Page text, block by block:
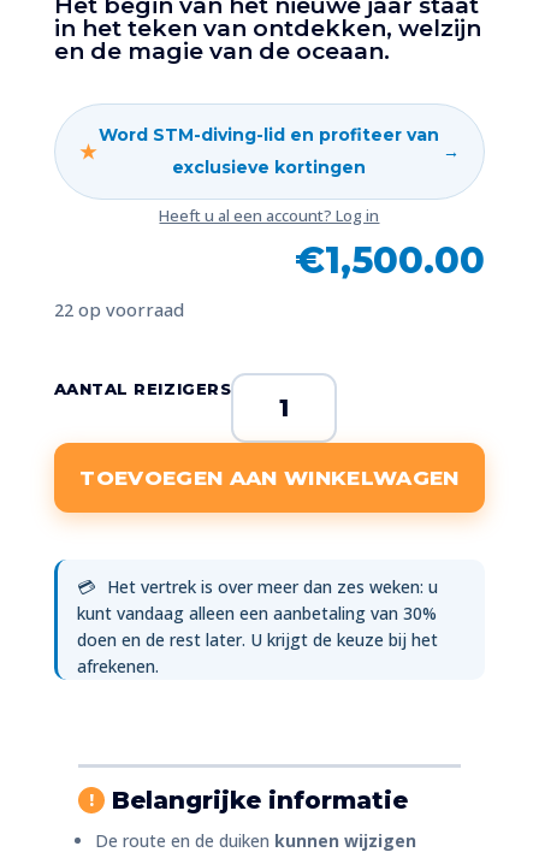
in het teken van ontdekken, welzijn
en de magie van de oceaan.
★
Word STM-diving-lid en profiteer van
exclusieve kortingen
→
Heeft u al een account? Log in
€1,500.00
22 op voorraad
AANTAL REIZIGERSVertrek
december
2026
Luxe
Cruise
aantal
TOEVOEGEN AAN WINKELWAGEN
💳 Het vertrek is over meer dan zes weken: u
kunt vandaag alleen een aanbetaling van 30%
doen en de rest later. U krijgt de keuze bij het
afrekenen.
! Belangrijke informatie
De route en de duiken kunnen wijzigen